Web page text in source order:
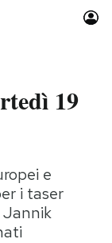
19
e
i taser
Jannik